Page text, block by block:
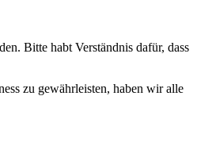
Bitte habt Verständnis dafür, dass
zu gewährleisten, haben wir alle